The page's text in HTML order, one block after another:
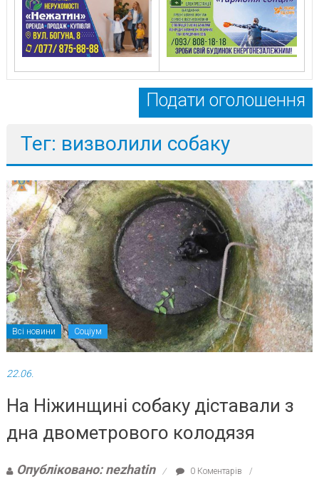
Подати оголошення
Тег: визволили собаку
Всі новини Соціум
22.06.
На Ніжинщині собаку діставали з
дна двометрового колодязя
Опубліковано: nezhatin
0 Коментарів